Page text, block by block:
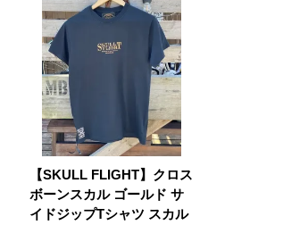
【SKULL FLIGHT】クロス
ボーンスカル ゴールド サ
イドジップTシャツ スカル